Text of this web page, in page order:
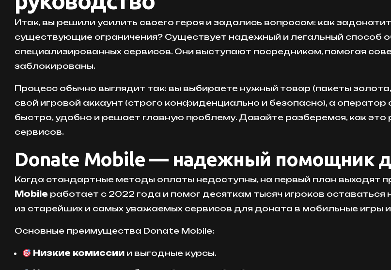
Итак, вы решили усилить своего героя и задались вопросом: как
существующие ограничения? Существует надежный и легальный способ
специализированных сервисов. Они выступают посредником, помогая
заблокированы.
Процесс обычно выглядит так: вы выбираете нужный товар (пакеты
свой игровой аккаунт (строго конфиденциально и безопасно), а
быстро, удобно и решает главную проблему. Давайте разберемся, как
сервисов.
Donate Mobile — надежный помощник
Когда стандартные методы оплаты недоступны, на первый план выходят
Mobile работает с 2022 года и помог десяткам тысяч игроков
из старейших и самых уважаемых сервисов для доната в мобильные игры
Основные преимущества Donate Mobile:
Низкие комиссии и выгодные курсы.